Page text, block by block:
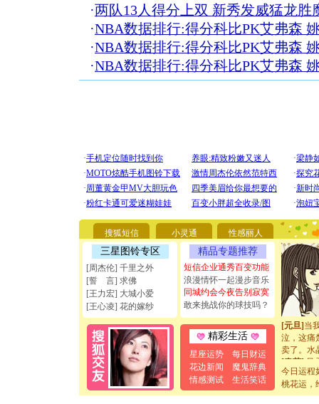
·两队13人得分上双 新秀发威猛龙胜
·NBA数据排行:得分科比PK艾弗森
·NBA数据排行:得分科比PK艾弗森
·NBA数据排行:得分科比PK艾弗森
搜狐短信 小灵通 性感丽人
三星图铃专区
[周杰伦] 千里之外
[誓 言] 求佛
[王力宏] 大城小爱
[王心凌] 花的嫁纱
精品专题推荐
短信企业通秀百变功能
浪漫情怀一起漫步音乐
同城约会今夜告别寂寞
敢来挑战你的球技吗？
精彩生活
星座运势
每日财运
花边新闻
魔鬼辞典
情感测试
生活笑话
你太多
要平安
[圣诞节]
能正大
[圣诞节]
如意,快
[元旦]看
断电。爱
你是我专
[元旦]如
起；二是
离。水晶
[元旦] 当
泣，这痛
卖了。水
[春节] 风
颜！冬去
道一声平
今日运程
桃花运，